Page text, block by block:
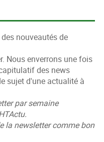
nouveautés de
Nous enverrons une fois
des news
sujet d'une actualité à
par semaine
la newsletter comme bon